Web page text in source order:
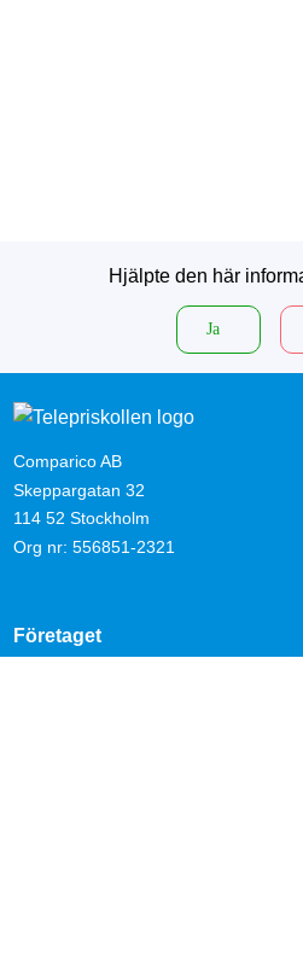
Hjälpte den här
Ja
Comparico AB
Skeppargatan 32
114 52 Stockholm
Org nr: 556851-2321
Företaget